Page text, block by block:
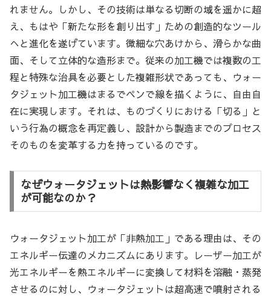
れません。しかし、その技術は単なる切断の域を遥かに超
え、もはや「新たな形を創り出す」ための創造的なツール
へと進化を遂げています。微細な穴あけから、滑らかな曲
面、そして立体的な造形まで。従来の加工機では複数の工
程と特殊な治具を必要とした複雑形状であっても、ウォー
タジェット加工機はまるでペンで線を描くように、自由自
在に実現します。それは、ものづくりにおける「切る」と
いう行為の概念を再定義し、設計から製造までのプロセス
そのものを変革する力を持っているのです。
なぜウォータジェットは熱影響なく複雑な加工
が可能なのか？
ウォータジェット加工が「非熱加工」である理由は、その
エネルギー伝達のメカニズムにあります。レーザー加工が
光エネルギーを熱エネルギーに変換して材料を溶融・蒸発
させるのに対し、ウォータジェットは超高速で噴射される